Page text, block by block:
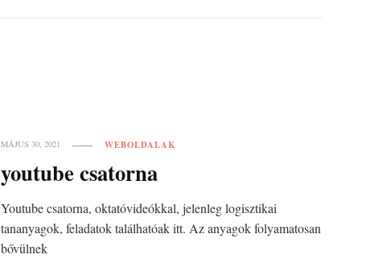
MÁJUS 30, 2021 WEBOLDALAK
youtube csatorna
Youtube csatorna, oktatóvideókkal, jelenleg logisztikai
tananyagok, feladatok találhatóak itt. Az anyagok folyamatosan
bővülnek